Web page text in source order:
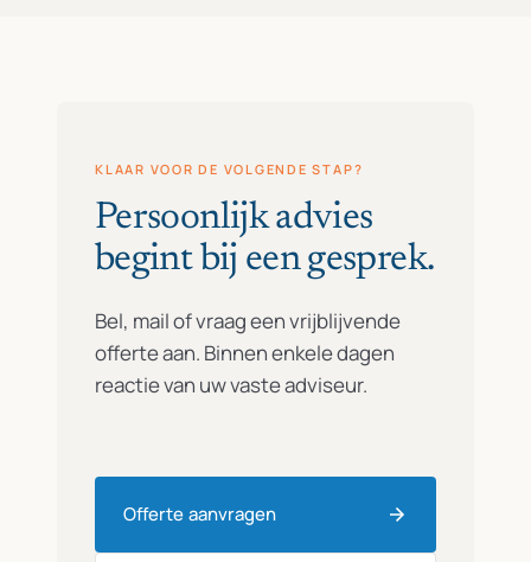
KLAAR VOOR DE VOLGENDE STAP?
Persoonlijk advies
begint bij een gesprek.
Bel, mail of vraag een vrijblijvende
offerte aan. Binnen enkele dagen
reactie van uw vaste adviseur.
Offerte aanvragen